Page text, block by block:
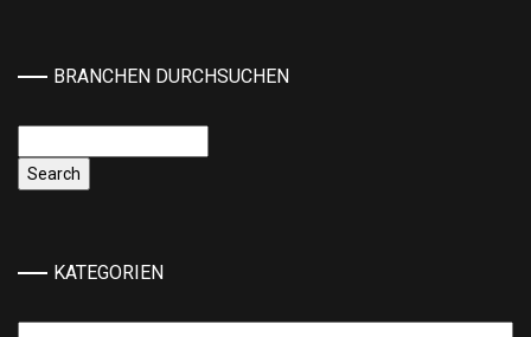
BRANCHEN DURCHSUCHEN
KATEGORIEN